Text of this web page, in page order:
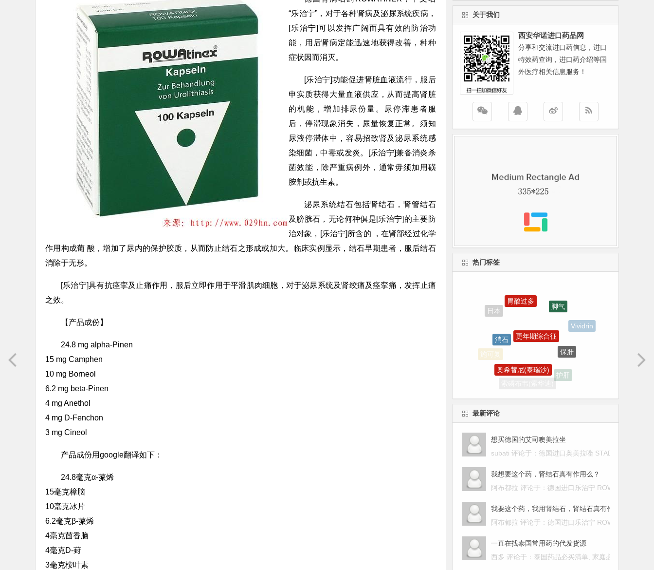
“乐治宁”，对于各种肾病及泌尿系统疾病，
[乐治宁]可以发挥广阔而具有效的防治功
能，用后肾病定能迅速地获得改善，种种
症状因而消灭。
[乐治宁]功能促进肾脏血液流行，服后
申实质获得大量血液供应，从而提高肾脏
的机能，增加排尿份量。尿停滞患者服
后，停滞现象消失，尿量恢复正常。须知
尿液停滞体中，容易招致肾及泌尿系统感
染细菌，中毒或发炎。[乐治宁]兼备消炎杀
菌效能，除严重病例外，通常毋须加用磺
胺剂或抗生素。
泌尿系统结石包括肾结石，肾管结石
及膀胱石，无论何种俱是[乐治宁]的主要防
治对象，[乐治宁]所含的 ，在肾部经过化学
作用构成葡 酸，增加了尿内的保护胶质，从而防止结石之形成或加大。临床实例显示，结石早期患者，服后结石
消除于无形。
[乐治宁]具有抗痉挛及止痛作用，服后立即作用于平滑肌肉细胞，对于泌尿系统及肾绞痛及痉挛痛，发挥止痛
之效。
【产品成份】
24.8 mg alpha-Pinen
15 mg Camphen
10 mg Borneol
6.2 mg beta-Pinen
4 mg Anethol
4 mg D-Fenchon
3 mg Cineol
产品成份用google翻译如下：
24.8毫克α-蒎烯
15毫克樟脑
10毫克冰片
6.2毫克β-蒎烯
4毫克茴香脑
4毫克D-葑
3毫克桉叶素
关于我们
西安华诺进口药品网
分享和交流进口药信息，进口
特效药查询，进口药介绍等国
外医疗相关信息服务！
热门标签
Vividrin
施可复
护肝
奥希替尼(泰瑞沙)
最新评论
想买德国的艾司噢美拉坐
subati 评论于：德国进口奥美拉唑 STADA
我想要这个药，肾结石真有作用么？
阿布都拉 评论于：德国进口乐治宁 ROWATINEX 肾
我要这个药，我用肾结石，肾结石真有作用么？
阿布都拉 评论于：德国进口乐治宁 ROWATINEX 肾
一直在找泰国常用药的代发货源
西多 评论于： 泰国药品必买清单, 家庭必备的20款进